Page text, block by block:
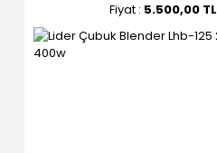
Fiyat : 5.500,00 TL